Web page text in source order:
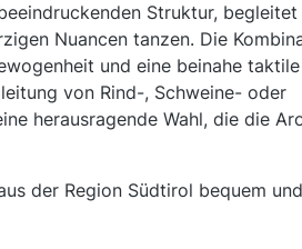
Struktur,
Nuancen tanzen. Die
und eine beinahe
von Rind-, Schweine- oder
herausragende Wahl, die die
der Region Südtirol bequem